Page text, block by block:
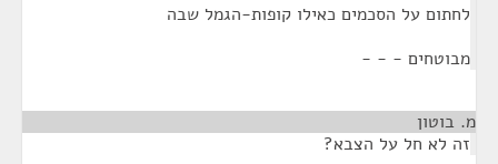
לחתום על הסכמים כאילו קופות-הגמל שבה
מבוטחים - - -
מ. בוטון
זה לא חל על הצבא?